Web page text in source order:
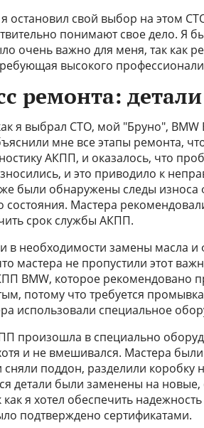
я остановил свой выбор на этом
понимают свое дело. Я
очень важно для меня, так как
высокого
ремонта:
я выбрал СТО, мой "Бруно",
мне все этапы ремонта,
АКПП, и оказалось, что
и это приводило к
были обнаружены следы износа
состояния. Мастера
срок службы АКПП.
в необходимости замены масла
мастера не пропустили этот
BMW, которое рекомендовано
потому что требуется
использовали специальное
произошла в специально
и не вмешивался. Мастера
поддон, разделили коробку
детали были заменены на
как я хотел обеспечить
подтверждено сертификатами.